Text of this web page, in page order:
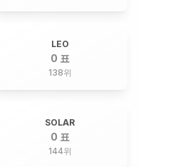
LEO
0 표
138위
SOLAR
0 표
144위